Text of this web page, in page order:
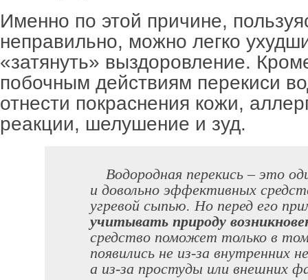
Именно по этой причине,
неправильно, можно легко
«затянуть» выздоровление.
побочным действиям перекиси
отнести покраснения кожи,
реакции, шелушение и зуд.
Водородная перекись – это
и довольно эффективных
угревой сыпью. Но перед его
учитывать природу
средство поможет только в
появились не из-за внутренних
а из-за простуды или внешних